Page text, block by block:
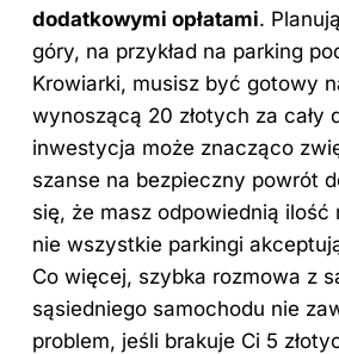
dodatkowymi opłatami.
góry, na przykład na parking
Krowiarki, musisz być gotowy
wynoszącą 20 złotych za cały
inwestycja może znacząco
szanse na bezpieczny powrót
się, że masz odpowiednią ilość
nie wszystkie parkingi
Co więcej, szybka rozmowa z
sąsiedniego samochodu nie
problem, jeśli brakuje Ci 5